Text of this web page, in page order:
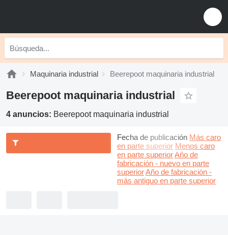
Maquinaria industrial Beerepoot maquinaria industrial
Beerepoot maquinaria industrial
4 anuncios: Beerepoot maquinaria industrial
Fecha de publicación Más caro
en parte superior Menos caro
en parte superiorAño de
fabricación - nuevo en parte
superiorAño de fabricación -
más antiguo en parte superior